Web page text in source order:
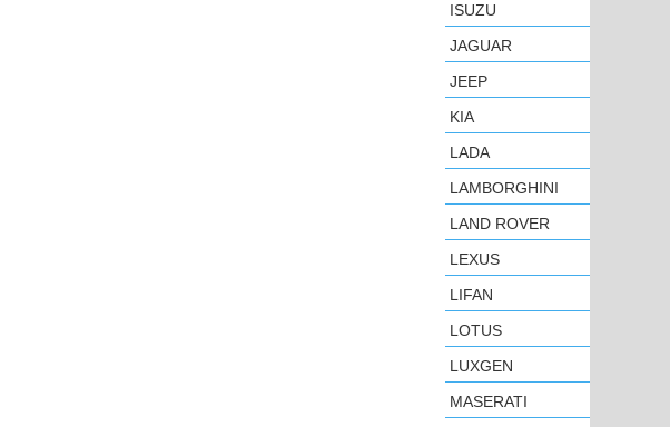
ISUZU
JAGUAR
JEEP
KIA
LADA
LAMBORGHINI
LAND ROVER
LEXUS
LIFAN
LOTUS
LUXGEN
MASERATI